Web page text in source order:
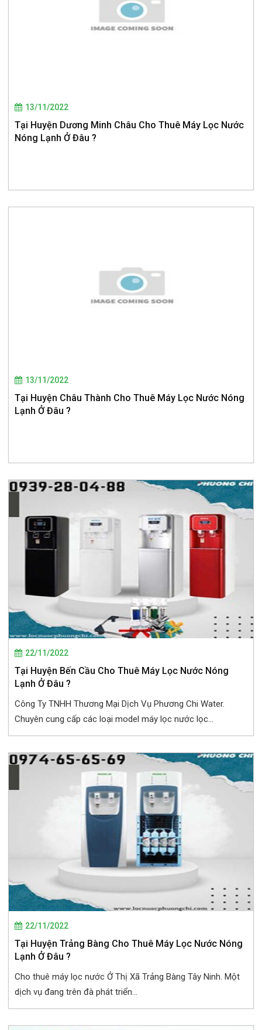
13/11/2022
Tại Huyện Dương Minh Châu Cho Thuê Máy Lọc Nước
Nóng Lạnh Ở Đâu ?
13/11/2022
Tại Huyện Châu Thành Cho Thuê Máy Lọc Nước Nóng
Lạnh Ở Đâu ?
22/11/2022
Tại Huyện Bến Cầu Cho Thuê Máy Lọc Nước Nóng
Lạnh Ở Đâu ?
Công Ty TNHH Thương Mại Dịch Vụ Phương Chi Water.
Chuyên cung cấp các loại model máy lọc nước lọc...
22/11/2022
Tại Huyện Trảng Bàng Cho Thuê Máy Lọc Nước Nóng
Lạnh Ở Đâu ?
Cho thuê máy lọc nước Ở Thị Xã Trảng Bàng Tây Ninh. Một
dịch vụ đang trên đà phát triển...